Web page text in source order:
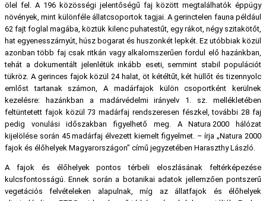
ölel fel. A 196 közösségi jelentőségű faj között megtalálhatók éppúgy
növények, mint különféle állatcsoportok tagjai. A gerinctelen fauna például
62 fajt foglal magába, köztük kilenc puhatestűt, egy rákot, négy szitakötőt,
hat egyenesszárnyút, húsz bogarat és huszonkét lepkét. Ez utóbbiak közül
azonban több faj csak ritkán vagy alkalomszerűen fordul elő hazánkban,
tehát a dokumentált jelenlétük inkább eseti, semmint stabil populációt
tükröz. A gerinces fajok közül 24 halat, öt kétéltűt, két hüllőt és tizennyolc
emlőst tartanak számon, A madárfajok külön csoportként kerülnek
kezelésre: hazánkban a madárvédelmi irányelv 1. sz. mellékletében
feltüntetett fajok közül 73 madárfaj rendszeresen fészkel, további 28 faj
pedig vonulási időszakban figyelhető meg. A Natura 2000 hálózat
kijelölése során 45 madárfaj élvezett kiemelt figyelmet. – írja „Natura 2000
fajok és élőhelyek Magyarországon” című jegyzetében Haraszthy László.
A fajok és élőhelyek pontos térbeli eloszlásának feltérképezése
kulcsfontosságú. Ennek során a botanikai adatok jellemzően pontszerű
vegetációs felvételeken alapulnak, míg az állatfajok és élőhelyek